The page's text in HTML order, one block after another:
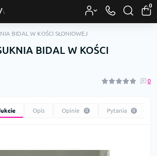
0
BIDAL W KOŚCI SŁONIOWEJ
BIDAL W KOŚCI
0
Opis Opinie 0 Pytania 0